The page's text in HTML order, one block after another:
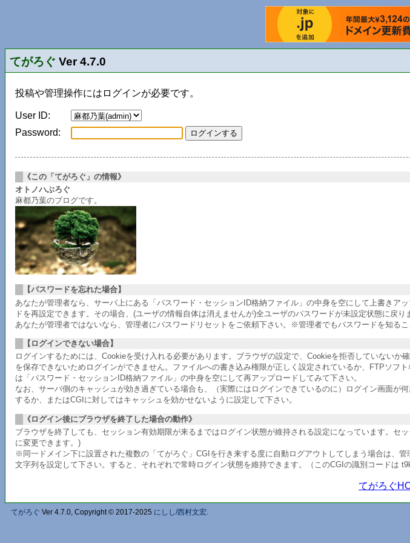
てがろぐ Ver 4.7.0
投稿や管理操作にはログインが必要です。
User ID:
Password:
《この「てがろぐ」の情報》
オトノハぶろぐ
麻都乃葉のブログです。
【パスワードを忘れた場合】
あなたが管理者なら、サーバ上にある「パスワード・セッションID格納ファイル」の中身を空にして上書き
ドを再設定できます。その場合、(ユーザの情報自体は消えませんが)全ユーザのパスワードが未設定状態に戻
あなたが管理者ではないなら、管理者にパスワードリセットをご依頼下さい。※管理者でもパスワードを知る
【ログインできない場合】
ログインするためには、Cookieを受け入れる必要があります。ブラウザの設定で、Cookieを拒否していない
を保存できないためログインができません。ファイルへの書き込み権限が正しく設定されているか、FTPソ
は「パスワード・セッションID格納ファイル」の中身を空にして再アップロードしてみて下さい。
なお、サーバ側のキャッシュが効き過ぎている場合も、（実際にはログインできているのに）ログイン画面
するか、またはCGIに対してはキャッシュを効かせないように設定して下さい。
《ログイン後にブラウザを終了した場合の動作》
ブラウザを終了しても、セッション有効期限が来るまではログイン状態が維持される設定になっています。
に変更できます。)
※同一ドメイン下に設置された複数の「てがろぐ」CGIを行き来する度に自動ログアウトしてしまう場合は、
文字列を設定して下さい。すると、それぞれで常時ログイン状態を維持できます。（このCGIの識別コードは
てがろぐ
てがろぐ Ver 4.7.0, Copyright © 2017-2025 にしし/西村文宏.